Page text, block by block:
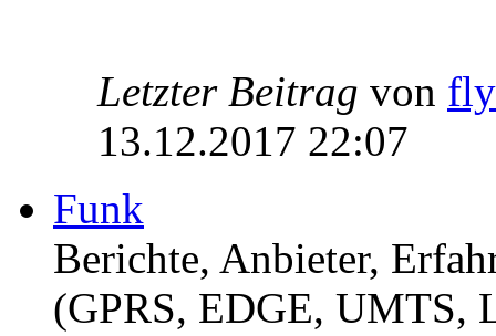
Letzter Beitrag von
13.12.2017 22:07
Funk
Berichte, Anbieter,
(GPRS, EDGE,